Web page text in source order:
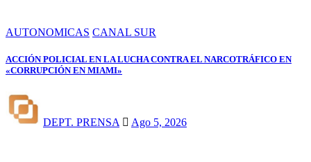
AUTONOMICAS CANAL SUR
ACCIÓN POLICIAL EN LA LUCHA CONTRA EL NARCOTRÁFICO EN
«CORRUPCIÓN EN MIAMI»
DEPT. PRENSA Ago 5, 2026